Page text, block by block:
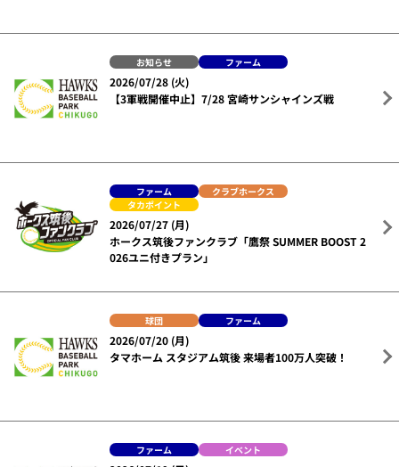
お知らせ ファーム
2026/07/28 (火)
【3軍戦開催中止】7/28 宮崎サンシャインズ戦
ファーム
クラブホークス
タカポイント
2026/07/27 (月)
ホークス筑後ファンクラブ「鷹祭 SUMMER BOOST 2
026ユニ付きプラン」
球団 ファーム
2026/07/20 (月)
タマホーム スタジアム筑後 来場者100万人突破！
ファーム イベント